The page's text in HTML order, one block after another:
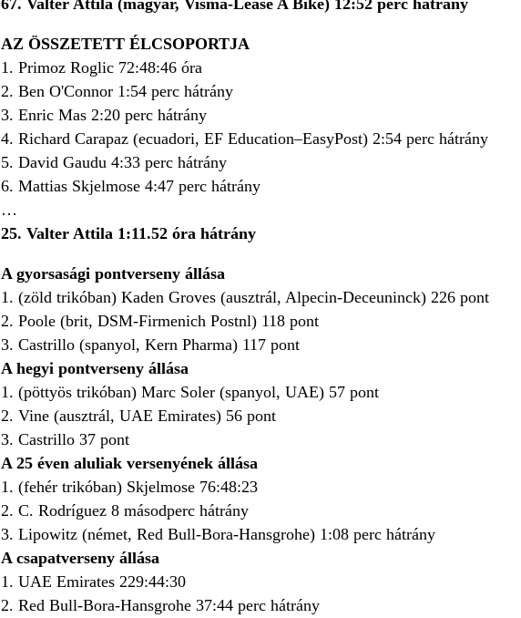
AZ ÖSSZETETT ÉLCSOPORTJA
1. Primoz Roglic 72:48:46 óra
2. Ben O'Connor 1:54 perc hátrány
3. Enric Mas 2:20 perc hátrány
4. Richard Carapaz (ecuadori, EF Education–EasyPost) 2:54 perc hátrány
5. David Gaudu 4:33 perc hátrány
6. Mattias Skjelmose 4:47 perc hátrány
…
25. Valter Attila 1:11.52 óra hátrány
A gyorsasági pontverseny állása
1. (zöld trikóban) Kaden Groves (ausztrál, Alpecin-Deceuninck) 226 pont
2. Poole (brit, DSM-Firmenich Postnl) 118 pont
3. Castrillo (spanyol, Kern Pharma) 117 pont
A hegyi pontverseny állása
1. (pöttyös trikóban) Marc Soler (spanyol, UAE) 57 pont
2. Vine (ausztrál, UAE Emirates) 56 pont
3. Castrillo 37 pont
A 25 éven aluliak versenyének állása
1. (fehér trikóban) Skjelmose 76:48:23
2. C. Rodríguez 8 másodperc hátrány
3. Lipowitz (német, Red Bull-Bora-Hansgrohe) 1:08 perc hátrány
A csapatverseny állása
1. UAE Emirates 229:44:30
2. Red Bull-Bora-Hansgrohe 37:44 perc hátrány